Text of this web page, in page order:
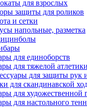
для взрослых
защиты для роликов
и сетки
напольные, разметка
для единоборств
для тяжелой атлетики
для защиты рук
для скандинавской
для художественной
для настольного